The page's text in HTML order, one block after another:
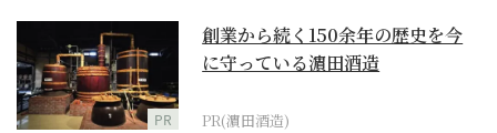
PR
創業から続く150余年の歴史を今
に守っている濵田酒造
PR(濵田酒造)